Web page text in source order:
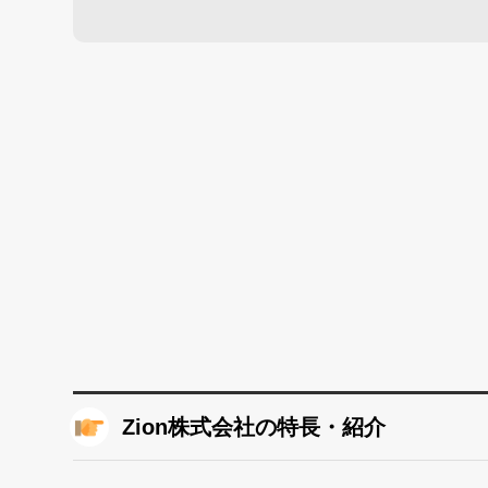
Zion株式会社の特長・紹介